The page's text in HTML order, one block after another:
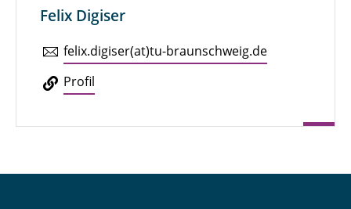
Felix Digiser
felix.​digiser(at)tu-braun­schweig.de
Profil